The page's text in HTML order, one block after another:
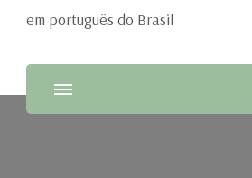
em português do Brasil